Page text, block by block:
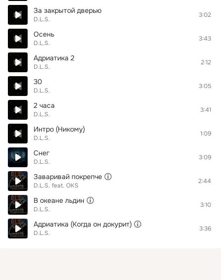
За закрытой дверью
D.L.S.
3:02
Осень
D.L.S.
3:43
Адриатика 2
D.L.S.
2:12
30
D.L.S.
3:05
2 часа
D.L.S.
3:41
Интро (Никому)
D.L.S.
1:09
Снег
D.L.S.
3:09
Заваривай покрепче
D.L.S. feat. OKS
2:44
В океане льдин
D.L.S.
3:10
Адриатика (Когда он докурит)
D.L.S.
3:36